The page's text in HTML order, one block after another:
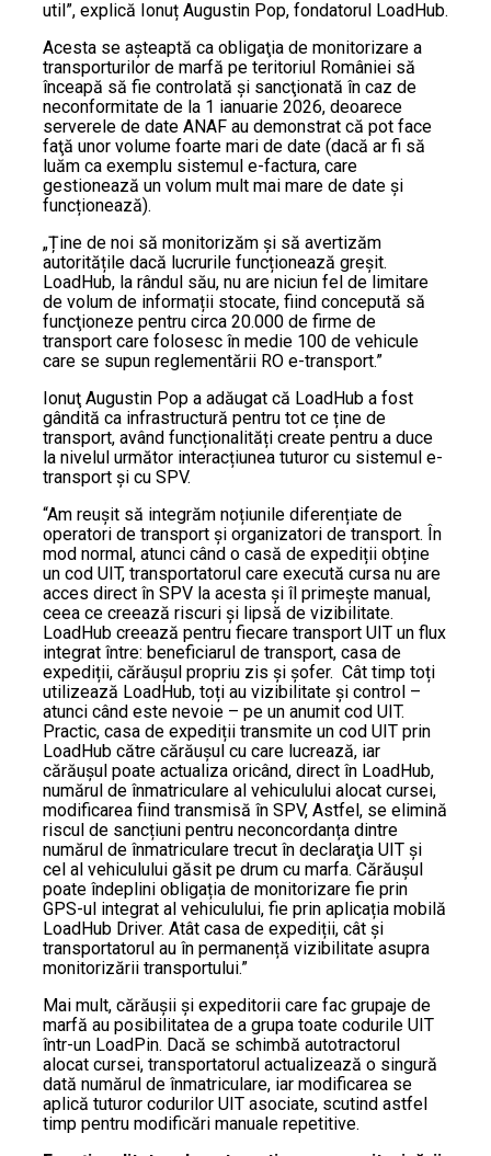
util”, explică Ionuț Augustin Pop, fondatorul LoadHub.
Acesta se aşteaptă ca obligaţia de monitorizare a
transporturilor de marfă pe teritoriul României să
înceapă să fie controlată şi sancţionată în caz de
neconformitate de la 1 ianuarie 2026, deoarece
serverele de date ANAF au demonstrat că pot face
faţă unor volume foarte mari de date (dacă ar fi să
luăm ca exemplu sistemul e-factura, care
gestionează un volum mult mai mare de date și
funcționează).
„Ține de noi să monitorizăm și să avertizăm
autoritățile dacă lucrurile funcționează greșit.
LoadHub, la rândul său, nu are niciun fel de limitare
de volum de informații stocate, fiind concepută să
funcţioneze pentru circa 20.000 de firme de
transport care folosesc în medie 100 de vehicule
care se supun reglementării RO e-transport.”
Ionuţ Augustin Pop a adăugat că LoadHub a fost
gândită ca infrastructură pentru tot ce ține de
transport, având funcționalități create pentru a duce
la nivelul următor interacțiunea tuturor cu sistemul e-
transport și cu SPV.
“Am reușit să integrăm noțiunile diferențiate de
operatori de transport și organizatori de transport. În
mod normal, atunci când o casă de expediții obține
un cod UIT, transportatorul care execută cursa nu are
acces direct în SPV la acesta și îl primește manual,
ceea ce creează riscuri și lipsă de vizibilitate.
LoadHub creează pentru fiecare transport UIT un flux
integrat între: beneficiarul de transport, casa de
expediții, cărăușul propriu zis și șofer. Cât timp toți
utilizează LoadHub, toți au vizibilitate și control –
atunci când este nevoie – pe un anumit cod UIT.
Practic, casa de expediții transmite un cod UIT prin
LoadHub către cărăușul cu care lucrează, iar
cărăușul poate actualiza oricând, direct în LoadHub,
numărul de înmatriculare al vehiculului alocat cursei,
modificarea fiind transmisă în SPV, Astfel, se elimină
riscul de sancțiuni pentru neconcordanța dintre
numărul de înmatriculare trecut în declaraţia UIT şi
cel al vehiculului găsit pe drum cu marfa. Cărăușul
poate îndeplini obligația de monitorizare fie prin
GPS-ul integrat al vehiculului, fie prin aplicația mobilă
LoadHub Driver. Atât casa de expediții, cât și
transportatorul au în permanență vizibilitate asupra
monitorizării transportului.”
Mai mult, cărăuşii şi expeditorii care fac grupaje de
marfă au posibilitatea de a grupa toate codurile UIT
într-un LoadPin. Dacă se schimbă autotractorul
alocat cursei, transportatorul actualizează o singură
dată numărul de înmatriculare, iar modificarea se
aplică tuturor codurilor UIT asociate, scutind astfel
timp pentru modificări manuale repetitive.